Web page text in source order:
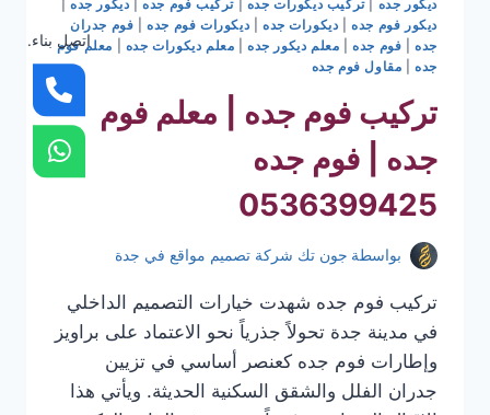
ديكور جده |تركيب ديكورات جده |تركيب فوم جده| ديكور جده|
ديكور فوم جده| ديكورات جده ديكورات فوم جده| فوم جدران
جده| فوم جده| معلم ديكور جده| معلم ديكورات جده
معلم فوم
جده| مقاول فوم جده
تركيب فوم جده | معلم فوم
جده | فوم جده
0536399425
بواسطة جون تك شركة تصميم مواقع في جدة
تركيب فوم جده شهدت خيارات التصميم الداخلي
في مدينة جدة تحولاً جذرياً نحو الاعتماد على براويز
وإطارات فوم جده كعنصر أساسي في تزيين
جدران الفلل والشقق السكنية الحديثة. ويأتي هذا
اتصل بناء.